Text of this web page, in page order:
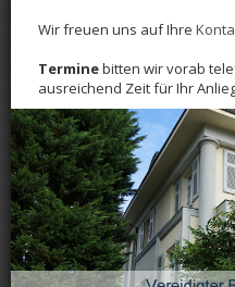
Wir freuen uns auf Ihre
Terminebitten wir vorab
ausreichend Zeit für Ihr